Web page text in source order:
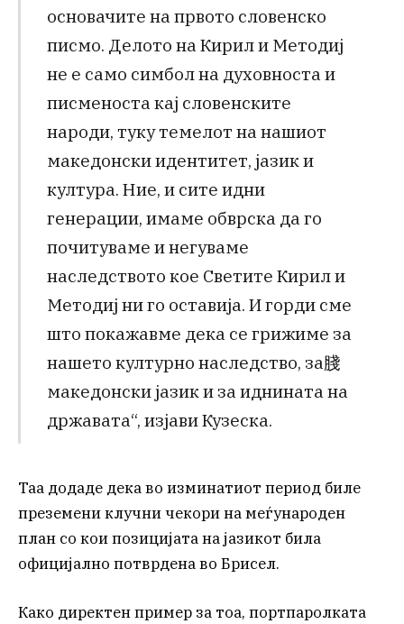
основачите на првото словенско
писмо. Делото на Кирил и Методиј
не е само симбол на духовноста и
писменоста кај словенските
народи, туку темелот на нашиот
македонски идентитет, јазик и
култура. Ние, и сите идни
генерации, имаме обврска да го
почитуваме и негуваме
наследството кое Светите Кирил и
Методиј ни го оставија. И горди сме
што покажавме дека се грижиме за
нашето културно наследство, за䏼
македонски јазик и за иднината на
државата“, изјави Кузеска.
Таа додаде дека во изминатиот период биле
преземени клучни чекори на меѓународен
план со кои позицијата на јазикот била
официјално потврдена во Брисел.
Како директен пример за тоа, портпаролката